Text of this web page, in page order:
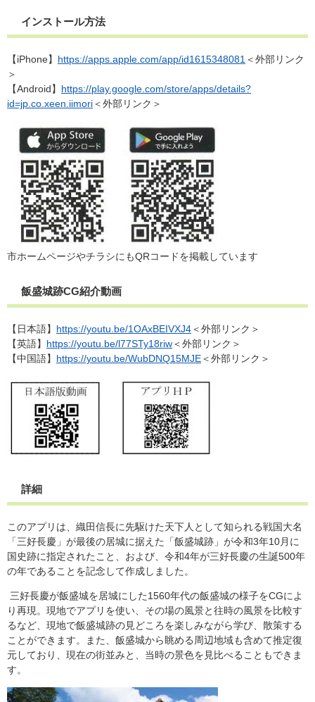
インストール方法
【iPhone】 https://apps.apple.com/app/id1615348081 ＜外部リンク
＞
【Android】 https://play.google.com/store/apps/details?
id=jp.co.xeen.iimori＜外部リンク＞
市ホームページやチラシにもQRコードを掲載​しています
飯盛城跡CG紹介動画
【日本語】 https://youtu.be/1OAxBEIVXJ4＜外部リンク＞
【英語】 https://youtu.be/l77STy18riw＜外部リンク＞
【中国語】 https://youtu.be/WubDNQ15MJE＜外部リンク＞
詳細
このアプリは、織田信長に先駆けた天下人として知られる戦国大名
「三好長慶」が最後の居城に据えた「飯盛城跡」が令和3年10月に
国史跡に指定されたこと、および、令和4年が三好長慶の生誕500年
の年であることを記念して作成しました。
三好長慶が飯盛城を居城にした1560年代の飯盛城の様子をCGによ
り再現。現地でアプリを使い、その場の風景と往時の風景を比較す
るなど、現地で飯盛城跡の見どころを楽しみながら学び、散策する
ことができます。また、飯盛城から眺める周辺地域も含めて推定復
元しており、現在の街並みと、当時の景色を見比べることもできま
す。